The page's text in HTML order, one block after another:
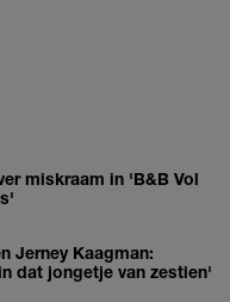
miskraam in 'B&B Vol
Jerney Kaagman:
dat jongetje van zestien'